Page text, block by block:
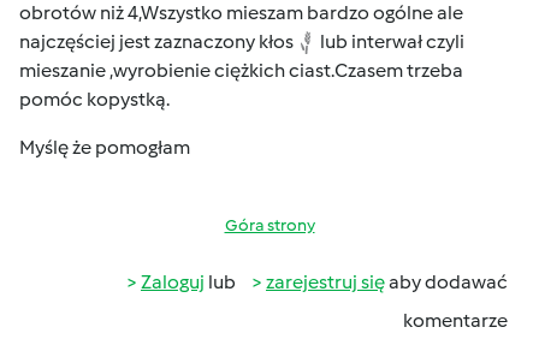
obrotów niż 4,Wszystko mieszam bardzo ogólne ale
najczęściej jest zaznaczony kłos
lub interwał czyli
mieszanie ,wyrobienie ciężkich ciast.Czasem trzeba
pomóc kopystką.
Myślę że pomogłam
Góra strony
Zaloguj lub zarejestruj sięaby dodawać
komentarze